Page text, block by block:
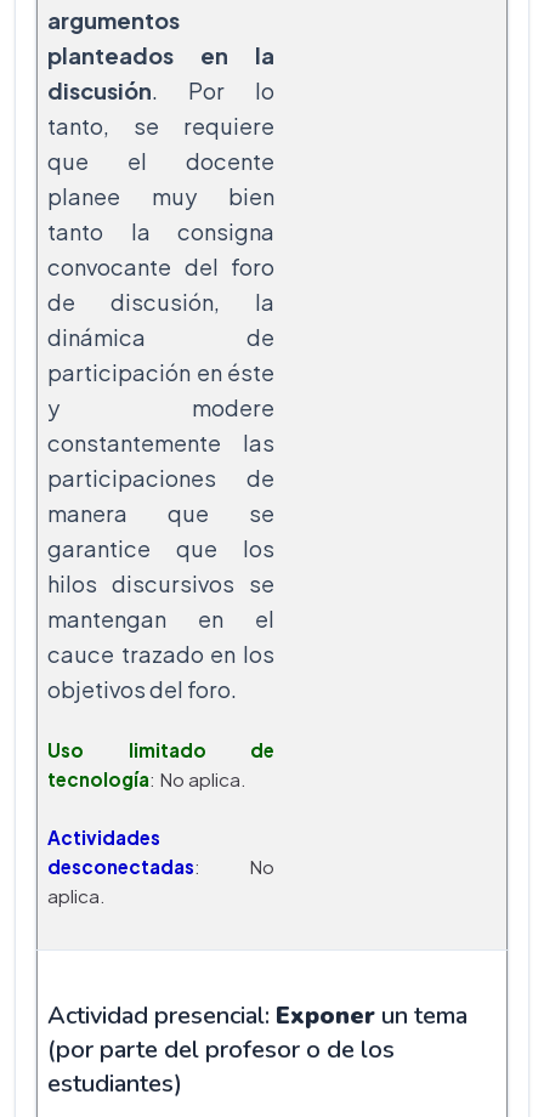
argumentos
planteados en la
discusión. Por lo
tanto, se requiere
que el docente
planee muy bien
tanto la consigna
convocante del foro
de discusión, la
dinámica de
participación en éste
y modere
constantemente las
participaciones de
manera que se
garantice que los
hilos discursivos se
mantengan en el
cauce trazado en los
objetivos del foro.
Uso limitado de
tecnología: No aplica.
Actividades
desconectadas: No
aplica.
Actividad presencial: Exponer un tema
(por parte del profesor o de los
estudiantes)